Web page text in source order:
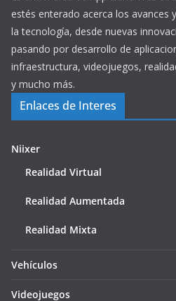
estés enterado acerca los avances
la tecnología, desde nuevas
pasando por desarrollo de
infraestructura, videojuegos,
y mucho más.
Enlaces de Interes
Niixer
Realidad Virtual
Realidad Aumentada
Realidad Mixta
Vehículos
Videojuegos